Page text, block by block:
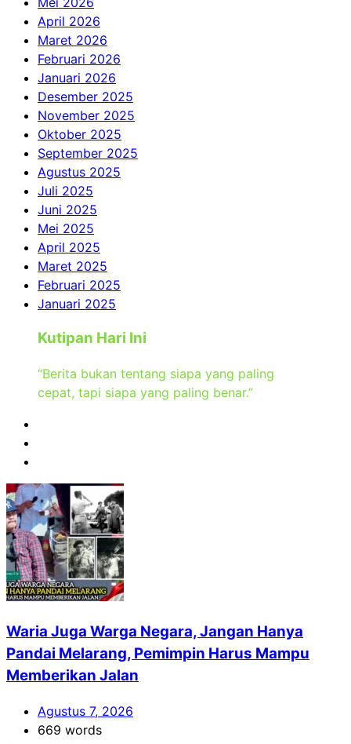
April 2026
Maret 2026
Februari 2026
Januari 2026
Desember 2025
November 2025
Oktober 2025
September 2025
Agustus 2025
Juli 2025
Juni 2025
Mei 2025
April 2025
Maret 2025
Februari 2025
Januari 2025
Kutipan Hari Ini
“Berita bukan tentang siapa yang paling
cepat, tapi siapa yang paling benar.”
Waria Juga Warga Negara, Jangan Hanya
Pandai Melarang, Pemimpin Harus Mampu
Memberikan Jalan
Agustus 7, 2026
669 words